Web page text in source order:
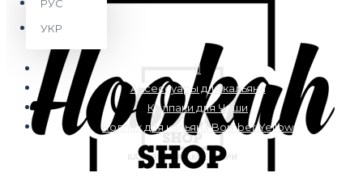
РУС
УКР
Аксессуары для кальяна
Колпаки для Чаши
Колпак для кальяна Bomber Yellow